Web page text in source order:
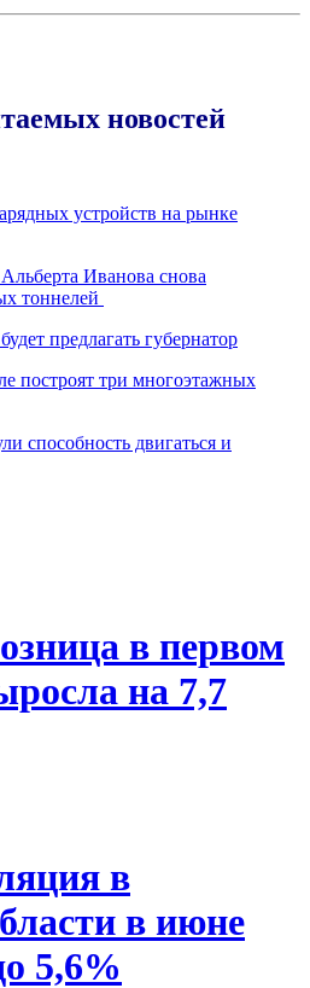
новостей
устройств на рынке
Иванова снова
тоннелей
предлагать губернатор
построят три многоэтажных
способность двигаться и
в первом
на 7,7
в
в июне
5,6%